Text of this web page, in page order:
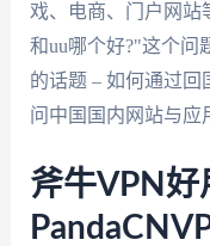
戏、电商、门户网站
和uu哪个好?"这个问
的话题 – 如何通过
问中国国内网站与应
斧牛VPN好